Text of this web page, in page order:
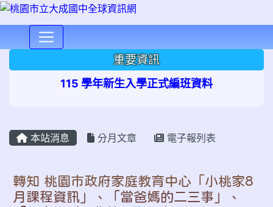
重要資訊
115 學年新生入學正式編班資料
本站消息 分月文章 電子報列表
轉知 桃園市政府家庭教育中心「小桃家8
月課程資訊」、「當爸媽的二三事」、